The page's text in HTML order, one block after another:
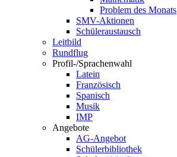
Problem des Monats
SMV-Aktionen
Schüleraustausch
Leitbild
Rundflug
Profil-/Sprachenwahl
Latein
Französisch
Spanisch
Musik
IMP
Angebote
AG-Angebot
Schülerbibliothek